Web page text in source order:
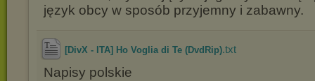
język obcy w sposób przyjemny i zabawny.
[DivX - ITA] Ho Voglia di Te (DvdRip).txt
Napisy polskie